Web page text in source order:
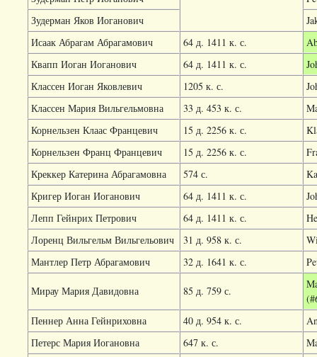
Зудерман Яков Иоганович
Исаак Абрагам Абрагамович
64 д. 1411 к. с.
Квапп Иоган Иоганович
64 д. 1411 к. с.
Классен Иоган Яковлевич
1205 к. с.
Классен Мария Вильгельмовна
33 д. 453 к. с.
Корнельзен Клаас Францевич
15 д. 2256 к. с.
Корнельзен Франц Францевич
15 д. 2256 к. с.
Креккер Катерина Абрагамовна
574 с.
Кригер Иоган Иоганович
64 д. 1411 к. с.
Лепп Гейнрих Петрович
64 д. 1411 к. с.
Лоренц Вильгельм Вильгельович
31 д. 958 к. с.
Мантлер Петр Абрагамович
32 д. 1641 к. с.
Мирау Мария Давидовна 85 д. 759 с.
Пеннер Анна Гейнриховна
40 д. 954 к. с.
Петерс Мария Иогановна
647 к. с.